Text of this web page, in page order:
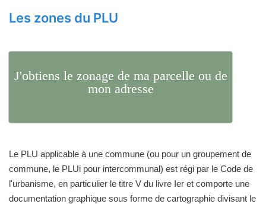
Les zones du PLU
J'obtiens le zonage de ma parcelle ou de
mon adresse
Le PLU applicable à une commune (ou pour un groupement de
commune, le PLUi pour intercommunal) est régi par le Code de
l'urbanisme, en particulier le titre V du livre Ier et comporte une
documentation graphique sous forme de cartographie divisant le